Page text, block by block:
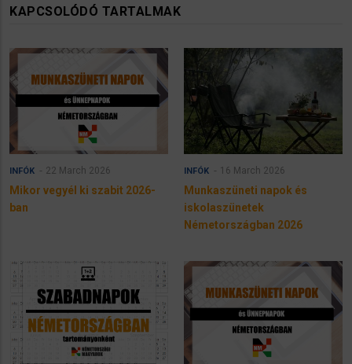
KAPCSOLÓDÓ TARTALMAK
INFÓK 22 March 2026
Mikor vegyél ki szabit 2026-
ban
INFÓK 16 March 2026
Munkaszüneti napok és
iskolaszünetek
Németországban 2026